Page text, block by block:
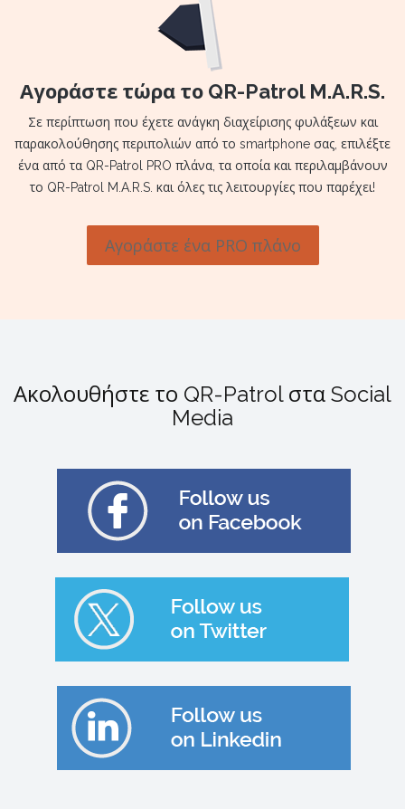
Αγοράστε τώρα το QR-Patrol M.A.R.S.
Σε περίπτωση που έχετε ανάγκη διαχείρισης φυλάξεων και
παρακολούθησης περιπολιών από το smartphone σας, επιλέξτε
ένα από τα QR-Patrol PRO πλάνα, τα οποία και περιλαμβάνουν
το QR-Patrol M.A.R.S. και όλες τις λειτουργίες που παρέχει!
Αγοράστε ένα PRO πλάνο
Ακολουθήστε το QR-Patrol στα Social
Media